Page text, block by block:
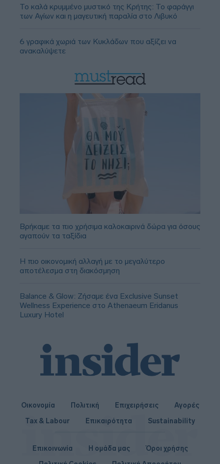
Το καλά κρυμμένο μυστικό της Κρήτης: Το φαράγγι
των Αγίων και η μαγευτική παραλία στο Λιβυκό
6 γραφικά χωριά των Κυκλάδων που αξίζει να
ανακαλύψετε
Βρήκαμε τα πιο χρήσιμα καλοκαιρινά δώρα για όσους
αγαπούν τα ταξίδια
Η πιο οικονομική αλλαγή με το μεγαλύτερο
αποτέλεσμα στη διακόσμηση
Balance & Glow: Ζήσαμε ένα Exclusive Sunset
Wellness Experience στο Athenaeum Eridanus
Luxury Hotel
Οικονομία Πολιτική Επιχειρήσεις
Αγορές
Tax & Labour
Επικαιρότητα Sustainability
Επικοινωνία Η ομάδα μας
Όροι χρήσης